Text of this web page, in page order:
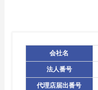
会社名
法人番号
代理店届出番号